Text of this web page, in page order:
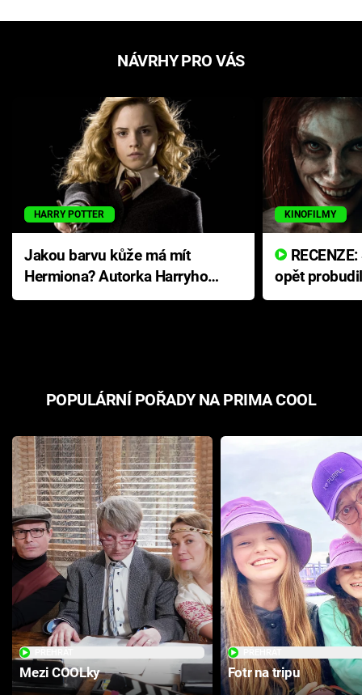
NÁVRHY PRO VÁS
HARRY POTTER
Jakou barvu kůže má mít
Hermiona? Autorka Harryho
Pottera přišla s ráznou
KINOFILMY
opět
přichází s
POPULÁRNÍ POŘADY NA PRIMA COOL
Mezi COOLky Fotr na tripu